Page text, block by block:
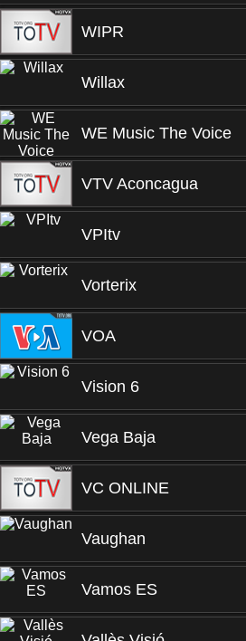
WIPR
Willax
WE Music The Voice
VTV Aconcagua
VPItv
Vorterix
VOA
Vision 6
Vega Baja
VC ONLINE
Vaughan
Vamos ES